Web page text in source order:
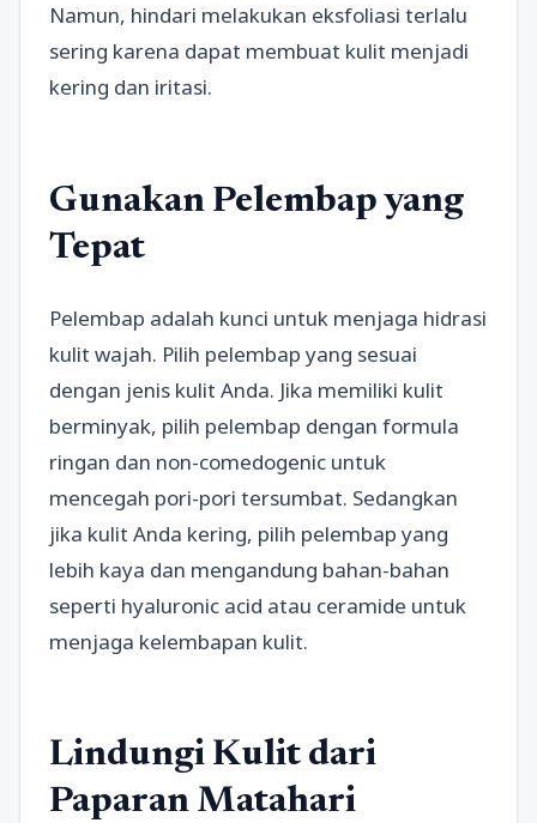
Namun, hindari melakukan eksfoliasi terlalu
sering karena dapat membuat kulit menjadi
kering dan iritasi.
Gunakan Pelembap yang
Tepat
Pelembap adalah kunci untuk menjaga hidrasi
kulit wajah. Pilih pelembap yang sesuai
dengan jenis kulit Anda. Jika memiliki kulit
berminyak, pilih pelembap dengan formula
ringan dan non-comedogenic untuk
mencegah pori-pori tersumbat. Sedangkan
jika kulit Anda kering, pilih pelembap yang
lebih kaya dan mengandung bahan-bahan
seperti hyaluronic acid atau ceramide untuk
menjaga kelembapan kulit.
Lindungi Kulit dari
Paparan Matahari